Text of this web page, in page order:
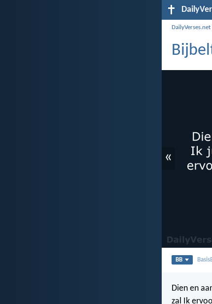
DailyVerses.net
«
BB
Dien en
zal Ik